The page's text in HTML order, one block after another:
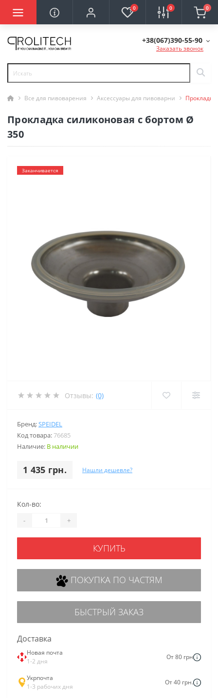
0 0 0
+38(067)390-55-90
Заказать звонок
Все для пивоварения Аксессуары для пивоварни
Прокладка силиконовая с бортом Ø
350
Заканчивается
Отзывы: (0)
Бренд:SPEIDEL
Код товара:76685
Наличие: В наличии
1 435 грн. Нашли дешевле?
Кол-во:
- +
КУПИТЬ
ПОКУПКА ПО ЧАСТЯМ
БЫСТРЫЙ ЗАКАЗ
Доставка
Новая почта
1-2 дня
От 80 грн
Укрпочта
1-3 рабочих дня
От 40 грн.